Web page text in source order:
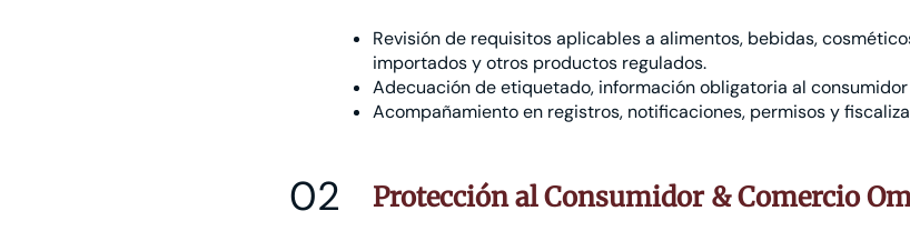
Revisión de requisitos aplicables a alimentos, bebidas,
importados y otros productos regulados.
Adecuación de etiquetado, información obligatoria al
Acompañamiento en registros, notificaciones, permisos y
02 Protección al Consumidor & Comercio